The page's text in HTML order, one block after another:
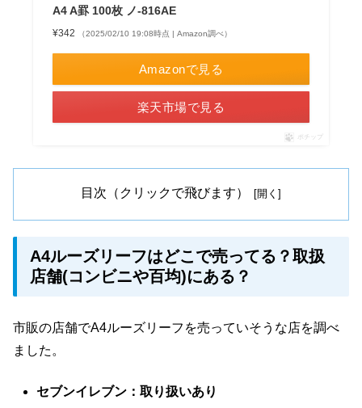
A4 A罫 100枚 ノ-816AE
¥342 （2025/02/10 19:08時点 | Amazon調べ）
Amazonで見る
楽天市場で見る
ポチップ
目次（クリックで飛びます）
A4ルーズリーフはどこで売ってる？取扱
店舗(コンビニや百均)にある？
市販の店舗でA4ルーズリーフを売っていそうな店を調べ
ました。
セブンイレブン：取り扱いあり